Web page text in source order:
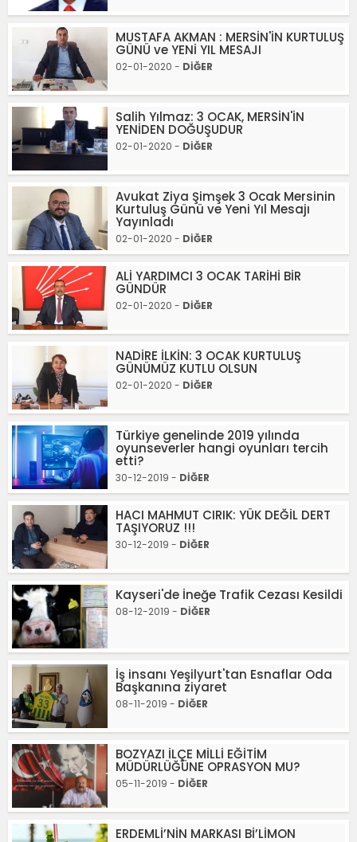
MUSTAFA AKMAN : MERSİN'İN KURTULUŞ
GÜNÜ ve YENİ YIL MESAJI
02-01-2020 - DİĞER
Salih Yılmaz: 3 OCAK, MERSİN'İN
YENİDEN DOĞUŞUDUR
02-01-2020 - DİĞER
Avukat Ziya Şimşek 3 Ocak Mersinin
Kurtuluş Günü ve Yeni Yıl Mesajı
Yayınladı
02-01-2020 - DİĞER
ALİ YARDIMCI 3 OCAK TARİHİ BİR
GÜNDÜR
02-01-2020 - DİĞER
NADİRE İLKİN: 3 OCAK KURTULUŞ
GÜNÜMÜZ KUTLU OLSUN
02-01-2020 - DİĞER
Türkiye genelinde 2019 yılında
oyunseverler hangi oyunları tercih
etti?
30-12-2019 - DİĞER
HACI MAHMUT CIRIK: YÜK DEĞİL DERT
TAŞIYORUZ !!!
30-12-2019 - DİĞER
Kayseri'de İneğe Trafik Cezası Kesildi
08-12-2019 - DİĞER
İş insanı Yeşilyurt'tan Esnaflar Oda
Başkanına ziyaret
08-11-2019 - DİĞER
BOZYAZI İLÇE MİLLİ EĞİTİM
MÜDÜRLÜĞÜNE OPRASYON MU?
05-11-2019 - DİĞER
ERDEMLİ’NİN MARKASI Bİ’LİMON